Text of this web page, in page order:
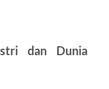
dan Dunia